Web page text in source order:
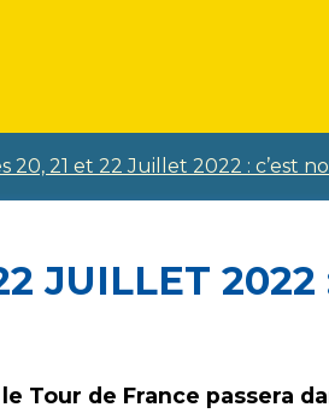
20, 21 et 22 Juillet 2022 : c’est
JUILLET 2022
Tour de France passera